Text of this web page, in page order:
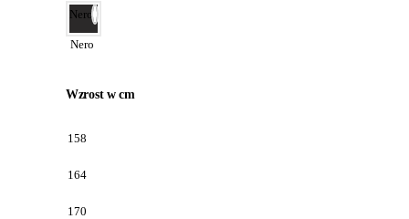
Nero
Nero
Wzrost w cm
158
164
170